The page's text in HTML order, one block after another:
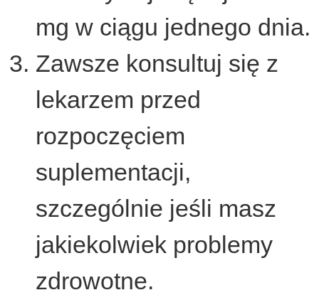
mg w ciągu jednego dnia.
Zawsze konsultuj się z
lekarzem przed
rozpoczęciem
suplementacji,
szczególnie jeśli masz
jakiekolwiek problemy
zdrowotne.